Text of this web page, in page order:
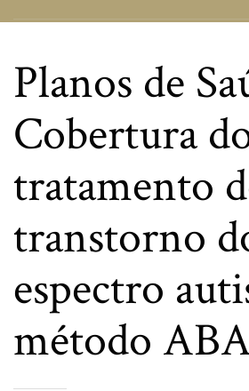
Planos de
Cobertura
tratamento
transtorno
espectro
método